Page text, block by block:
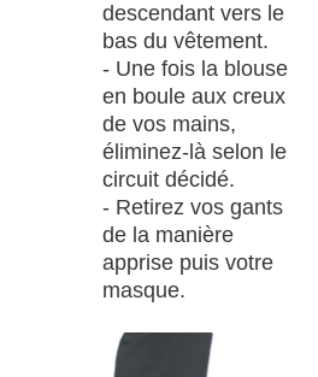
descendant vers le
bas du vêtement.
- Une fois la blouse
en boule aux creux
de vos mains,
éliminez-là selon le
circuit décidé.
- Retirez vos gants
de la manière
apprise puis votre
masque.